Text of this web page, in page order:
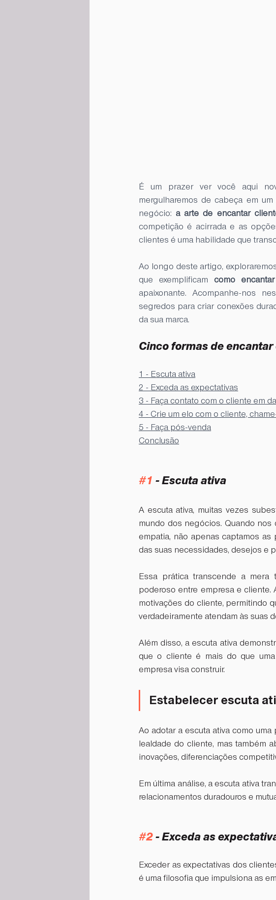
É um prazer ver você aqui
mergulharemos de cabeça em
negócio: a arte de encantar
competição é acirrada e as
clientes é uma habilidade que
Ao longo deste artigo,
que exemplificam como
apaixonante. Acompanhe-nos
segredos para criar conexões
da sua marca.
Cinco formas de
1 - Escuta ativa
2 - Exceda as expectativas
3 - Faça contato com o cliente em
4 - Crie um elo com o cliente,
5 - Faça pós-venda
Conclusão
#1 - Escuta ativa
A escuta ativa, muitas vezes
mundo dos negócios. Quando
empatia, não apenas captamos as
das suas necessidades, desejos e
Essa prática transcende a
poderoso entre empresa e cliente.
motivações do cliente, permitindo
verdadeiramente atendam às suas
Além disso, a escuta ativa
que o cliente é mais do que
empresa visa construir.
Estabelecer escuta
Ao adotar a escuta ativa como
lealdade do cliente, mas também
inovações, diferenciações
Em última análise, a escuta ativa
relacionamentos duradouros e
#2 - Exceda as
Exceder as expectativas dos
é uma filosofia que impulsiona as